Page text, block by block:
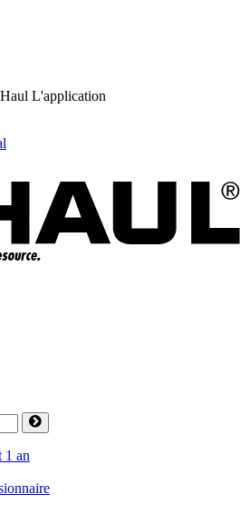
L'application
1 an